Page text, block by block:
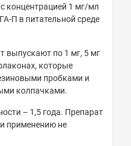
концентрацией 1 мг/мл
П в питательной среде
выпускают по 1 мг, 5 мг
которые
пробками и
колпачками.
– 1,5 года. Препарат
применению не